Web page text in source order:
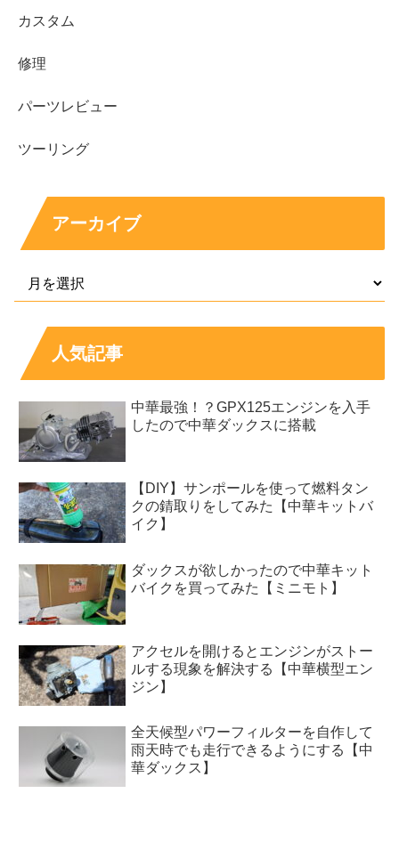
カスタム
修理
パーツレビュー
ツーリング
アーカイブ
人気記事
中華最強！？GPX125エンジンを入手
したので中華ダックスに搭載
【DIY】サンポールを使って燃料タン
クの錆取りをしてみた【中華キットバ
イク】
ダックスが欲しかったので中華キット
バイクを買ってみた【ミニモト】
アクセルを開けるとエンジンがストー
ルする現象を解決する【中華横型エン
ジン】
全天候型パワーフィルターを自作して
雨天時でも走行できるようにする【中
華ダックス】